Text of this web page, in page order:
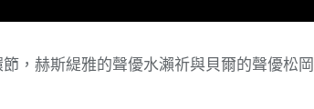
，赫斯緹雅的聲優水瀨祈與貝爾的聲優松岡